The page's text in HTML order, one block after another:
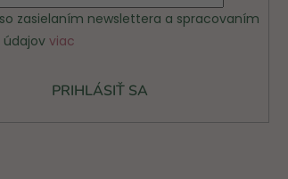
zasielaním newslettera a spracovaním
údajovviac
PRIHLÁSIŤ SA